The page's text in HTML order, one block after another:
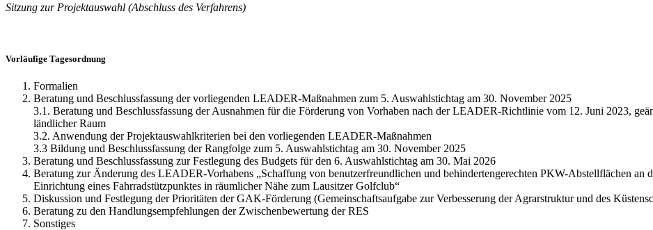
Sitzung zur Projektauswahl (Abschluss des Verfahrens)
Vorläufige Tagesordnung
Formalien
Beratung und Beschlussfassung der vorliegenden LEADER-Maßnahmen zum 5. Auswahlstichtag am 30. November 2025
3.1. Beratung und Beschlussfassung der Ausnahmen für die Förderung von Vorhaben nach der LEADER-Richtlinie vom 12. Juni 2023,
ländlicher Raum
3.2. Anwendung der Projektauswahlkriterien bei den vorliegenden LEADER-Maßnahmen
3.3 Bildung und Beschlussfassung der Rangfolge zum 5. Auswahlstichtag am 30. November 2025
Beratung und Beschlussfassung zur Festlegung des Budgets für den 6. Auswahlstichtag am 30. Mai 2026
Beratung zur Änderung des LEADER-Vorhabens „Schaffung von benutzerfreundlichen und behindertengerechten PKW-Abstellflächen an
Einrichtung eines Fahrradstützpunktes in räumlicher Nähe zum Lausitzer Golfclub“
Diskussion und Festlegung der Prioritäten der GAK-Förderung (Gemeinschaftsaufgabe zur Verbesserung der Agrarstruktur und des
Beratung zu den Handlungsempfehlungen der Zwischenbewertung der RES
Sonstiges